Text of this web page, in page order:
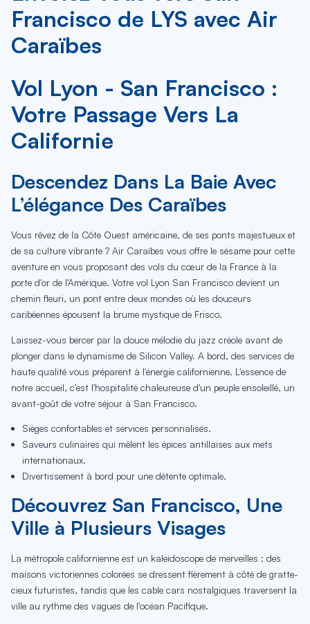
Francisco de LYS avec Air
Caraïbes
Vol Lyon - San Francisco :
Votre Passage Vers La
Californie
Descendez Dans La Baie Avec
L’élégance Des Caraïbes
Vous rêvez de la Côte Ouest américaine, de ses ponts majestueux et
de sa culture vibrante ? Air Caraïbes vous offre le sésame pour cette
aventure en vous proposant des vols du cœur de la France à la
porte d'or de l'Amérique. Votre vol Lyon San Francisco devient un
chemin fleuri, un pont entre deux mondes où les douceurs
caribéennes épousent la brume mystique de Frisco.
Laissez-vous bercer par la douce mélodie du jazz créole avant de
plonger dans le dynamisme de Silicon Valley. A bord, des services de
haute qualité vous préparent à l'énergie californienne. L'essence de
notre accueil, c'est l'hospitalité chaleureuse d'un peuple ensoleillé, un
avant-goût de votre séjour à San Francisco.
Sièges confortables et services personnalisés.
Saveurs culinaires qui mêlent les épices antillaises aux mets
internationaux.
Divertissement à bord pour une détente optimale.
Découvrez San Francisco, Une
Ville à Plusieurs Visages
La métropole californienne est un kaleidoscope de merveilles : des
maisons victoriennes colorées se dressent fièrement à côté de gratte-
cieux futuristes, tandis que les cable cars nostalgiques traversent la
ville au rythme des vagues de l'océan Pacifique.